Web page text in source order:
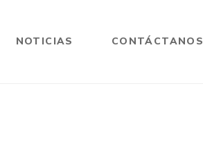
NOTICIAS CONTÁCTANOS